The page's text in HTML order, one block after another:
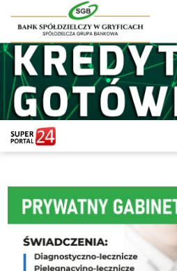
STRONA GŁÓWNA
POWIAT GRYFICKI
WIADOMOŚCI Z LASU
STUDIO SUPERPORTALU
KONTAKT
REDAKCJA